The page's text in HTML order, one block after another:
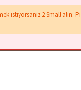
istiyorsanız 2 Small alın: